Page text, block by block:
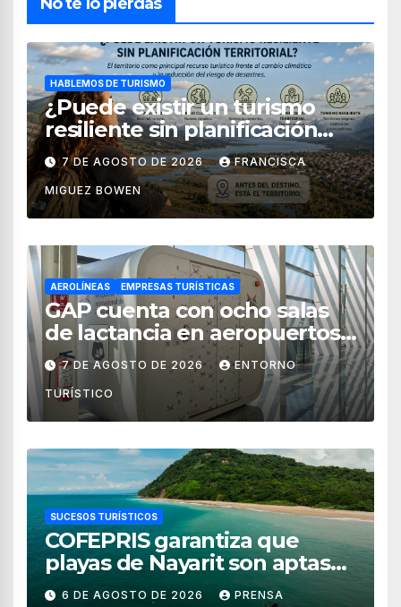
HABLEMOS DE TURISMO
¿Puede existir un turismo
resiliente sin planificación
territorial?
7 DE AGOSTO DE 2026 FRANCISCA
MIGUEZ BOWEN
AEROLÍNEAS EMPRESAS TURÍSTICAS
GAP cuenta con ocho salas
de lactancia en aeropuertos
de México
7 DE AGOSTO DE 2026 ENTORNO
TURÍSTICO
SUCESOS TURÍSTICOS
COFEPRIS garantiza que
playas de Nayarit son aptas
para uso recreativo
6 DE AGOSTO DE 2026 PRENSA